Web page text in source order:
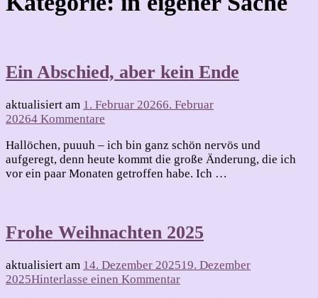
Ein Abschied, aber kein Ende
aktualisiert am 1. Februar 20266. Februar
20264 Kommentare
Abschied,
aber
kein
Hallöchen, puuuh – ich bin ganz schön nervös und
aufgeregt, denn heute kommt die große Änderung, die ich
vor ein paar Monaten getroffen habe. Ich …
Frohe Weihnachten 2025
aktualisiert am 14. Dezember 202519. Dezember
2025Hinterlasse einen Kommentarzu